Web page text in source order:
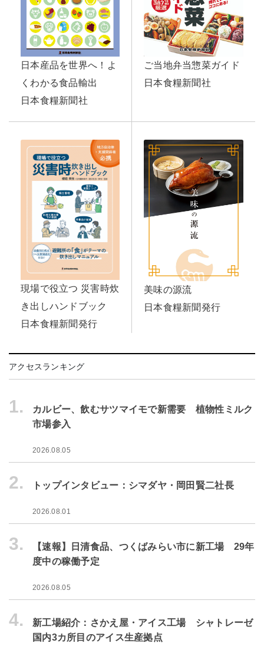
日本産品を世界へ！よ
くわかる食品輸出
日本食糧新聞社
ご当地弁当惣菜ガイド
日本食糧新聞社
現場で役立つ 災害時炊
き出しハンドブック
日本食糧新聞発行
美味の源流
日本食糧新聞発行
アクセスランキング
1.
カルビー、飲むサツマイモで新需要 植物性ミルク
市場参入
2026.08.05
2. トップインタビュー：シマダヤ・岡田賢二社長
2026.08.01
3.
【速報】日清食品、つくばみらい市に新工場 29年
度中の稼働予定
2026.08.05
4.
新工場紹介：さかえ屋・アイス工場 シャトレーゼ
国内3カ所目のアイス生産拠点